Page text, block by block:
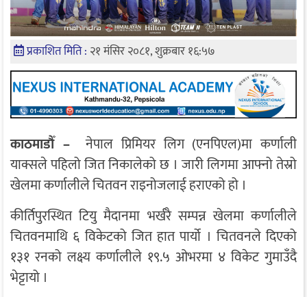
प्रकाशित मिति : २१ मंसिर २०८१, शुक्रबार १६:५७
काठमाडौँ –नेपाल प्रिमियर लिग (एनपिएल)मा कर्णाली
याक्सले पहिलो जित निकालेको छ । जारी लिगमा आफ्नो तेस्रो
खेलमा कर्णालीले चितवन राइनोजलाई हराएको हो ।
कीर्तिपुरस्थित टियु मैदानमा भर्खरै सम्पन्न खेलमा कर्णालीले
चितवनमाथि ६ विकेटको जित हात पार्यो । चितवनले दिएको
१३१ रनको लक्ष्य कर्णालीले १९.५ ओभरमा ४ विकेट गुमाउँदै
भेट्टायो ।